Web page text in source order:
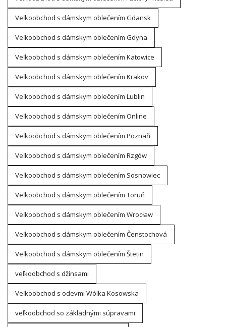
Veľkoobchod s dámskym oblečením Gdansk
Veľkoobchod s dámskym oblečením Gdyna
Veľkoobchod s dámskym oblečením Katowice
Veľkoobchod s dámskym oblečením Krakov
Veľkoobchod s dámskym oblečením Lublin
Veľkoobchod s dámskym oblečením Online
Veľkoobchod s dámskym oblečením Poznaň
Veľkoobchod s dámskym oblečením Rzgów
Veľkoobchod s dámskym oblečením Sosnowiec
Veľkoobchod s dámskym oblečením Toruň
Veľkoobchod s dámskym oblečením Wrocław
Veľkoobchod s dámskym oblečením Čenstochová
Veľkoobchod s dámskym oblečením Štetin
veľkoobchod s džínsami
Veľkoobchod s odevmi Wólka Kosowska
veľkoobchod so základnými súpravami